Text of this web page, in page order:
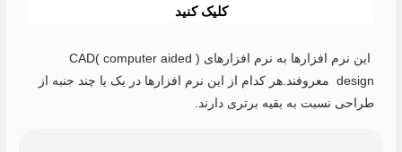
کلیک کنید
این نرم افزارها به نرم افزارهای ( CAD( computer aided
design معروفند.هر کدام از این نرم افزارها در یک یا چند جنبه از
طراحی نسبت به بقیه برتری دارند.